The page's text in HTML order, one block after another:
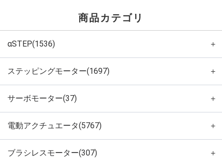
商品カテゴリ
αSTEP(1536) ＋
ステッピングモーター(1697) ＋
サーボモーター(37) ＋
電動アクチュエータ(5767) ＋
ブラシレスモーター(307) ＋